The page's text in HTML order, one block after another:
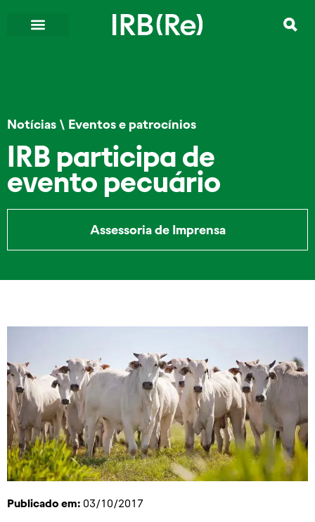
Notícias \ Eventos e patrocínios
IRB participa de
evento pecuário
Assessoria de Imprensa
Publicado em: 03/10/2017